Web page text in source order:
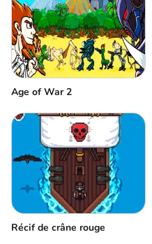
Age of War 2
Récif de crâne rouge